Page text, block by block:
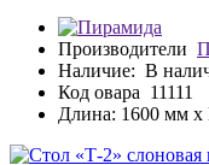
Производители
Наличие: В
Код овара 11111
Длина: 1600 мм